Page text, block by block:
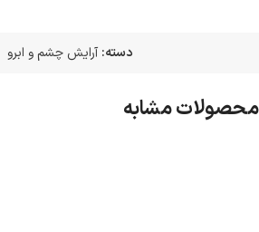
دسته: آرایش چشم و ابرو
محصولات مشابه